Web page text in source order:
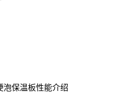
泡保温板性能介绍